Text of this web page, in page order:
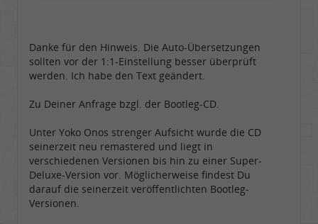
Danke für den Hinweis. Die Auto-Übersetzungen
sollten vor der 1:1-Einstellung besser überprüft
werden. Ich habe den Text geändert.
Zu Deiner Anfrage bzgl. der Bootleg-CD.
Unter Yoko Onos strenger Aufsicht wurde die CD
seinerzeit neu remastered und liegt in
verschiedenen Versionen bis hin zu einer Super-
Deluxe-Version vor. Möglicherweise findest Du
darauf die seinerzeit veröffentlichten Bootleg-
Versionen.